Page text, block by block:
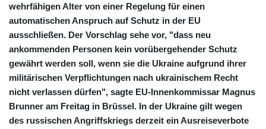
wehrfähigen Alter von einer Regelung für einen
automatischen Anspruch auf Schutz in der EU
ausschließen. Der Vorschlag sehe vor, "dass neu
ankommenden Personen kein vorübergehender Schutz
gewährt werden soll, wenn sie die Ukraine aufgrund ihrer
militärischen Verpflichtungen nach ukrainischem Recht
nicht verlassen dürfen", sagte EU-Innenkommissar Magnus
Brunner am Freitag in Brüssel. In der Ukraine gilt wegen
des russischen Angriffskriegs derzeit ein Ausreiseverbote